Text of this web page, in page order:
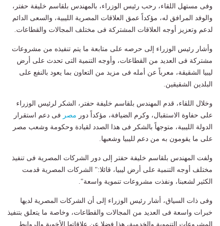
وفى مستهل اللقاء، رحب رئيس الوزراء، بالمهندس بلقاسم خليفة حفتر،
والوفد المرافق له، مؤكداً عمق العلاقات المصرية الليبية، والسعى الدائم
لدعم وتعزيز أوجه العلاقات المشتركة فى مختلف المجالات والقطاعات.
وأشار رئيس الوزراء إلى حرصه على متابعة ما يتم تنفيذه من مشروعات
مشتركة فى العديد من القطاعات، وأوجه التنمية التى تحدث على أرض
ليبيا الشقيقة، معرباً عن أمله فى مزيد من التعاون بما يعود بالنفع على
البلدين الشقيقين.
وخلال اللقاء، قدم المهندس بلقاسم خليفة حفتر، الشكر لرئيس الوزراء
على حفاوة الاستقبال، وكرم الضيافة، مؤكداً دور مصر فى دعم استقرار
الدولة الليبية، متوجهاً بالشكر فى هذا الصدد لقيادة وحكومة وشعب مصر
على ما يقومون به من دعم لليبيا وشعبها.
ولفت المهندس بلقاسم خليفة حفتر إلى دور الشركات المصرية فى تنفيذ
مختلف أوجه التنمية على أرض ليبيا، قائلا:" الشركات المصرية قدمت
الكثير لشعبنا، ونفذت مشروعات تنموية واسعة".
وفى ذات السياق، أشار رئيس الوزراء إلى أن الشركات المصرية لديها
خبرات واسعة فى العديد من المجالات والقطاعات، وخاصة ما يتعلق بتنفيذ
المشروعات التنموية والخدمية، هذا فضلا عن علاقاتها الأخوية والروابط